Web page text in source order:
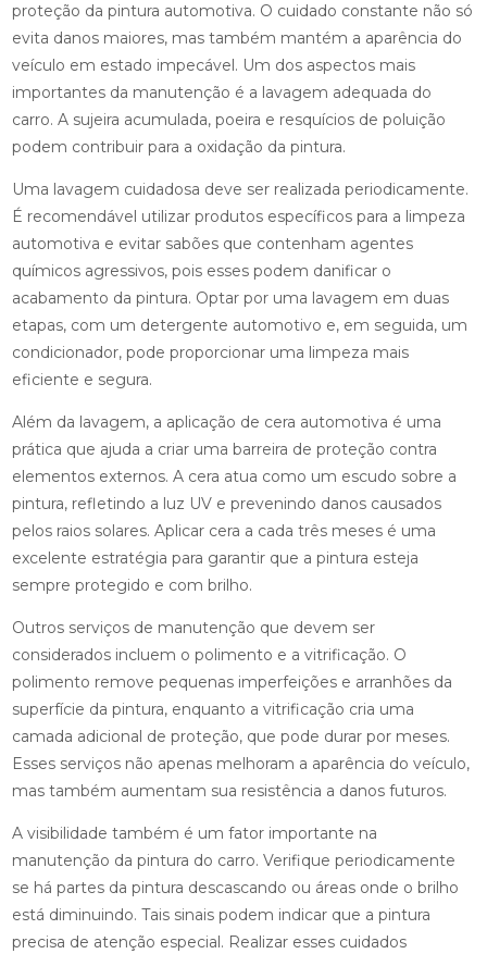
proteção da pintura automotiva. O cuidado constante não só
evita danos maiores, mas também mantém a aparência do
veículo em estado impecável. Um dos aspectos mais
importantes da manutenção é a lavagem adequada do
carro. A sujeira acumulada, poeira e resquícios de poluição
podem contribuir para a oxidação da pintura.
Uma lavagem cuidadosa deve ser realizada periodicamente.
É recomendável utilizar produtos específicos para a limpeza
automotiva e evitar sabões que contenham agentes
químicos agressivos, pois esses podem danificar o
acabamento da pintura. Optar por uma lavagem em duas
etapas, com um detergente automotivo e, em seguida, um
condicionador, pode proporcionar uma limpeza mais
eficiente e segura.
Além da lavagem, a aplicação de cera automotiva é uma
prática que ajuda a criar uma barreira de proteção contra
elementos externos. A cera atua como um escudo sobre a
pintura, refletindo a luz UV e prevenindo danos causados
pelos raios solares. Aplicar cera a cada três meses é uma
excelente estratégia para garantir que a pintura esteja
sempre protegido e com brilho.
Outros serviços de manutenção que devem ser
considerados incluem o polimento e a vitrificação. O
polimento remove pequenas imperfeições e arranhões da
superfície da pintura, enquanto a vitrificação cria uma
camada adicional de proteção, que pode durar por meses.
Esses serviços não apenas melhoram a aparência do veículo,
mas também aumentam sua resistência a danos futuros.
A visibilidade também é um fator importante na
manutenção da pintura do carro. Verifique periodicamente
se há partes da pintura descascando ou áreas onde o brilho
está diminuindo. Tais sinais podem indicar que a pintura
precisa de atenção especial. Realizar esses cuidados